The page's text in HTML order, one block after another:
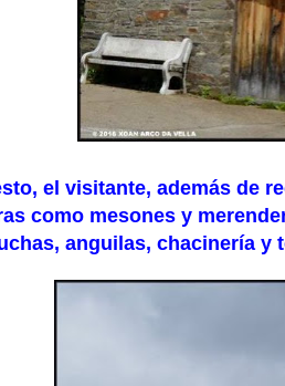
el visitante, además de
como mesones y
anguilas, chacinería y